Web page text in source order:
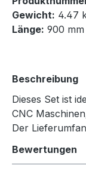
Gewicht: 4.47
Länge: 900 mm
Beschreibung
Dieses Set ist
CNC
Der
Bewertungen